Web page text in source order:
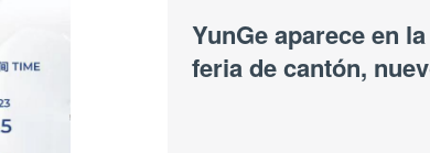
YunGe aparece en
feria de cantón,